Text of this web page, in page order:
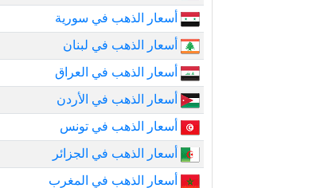
أسعار الذهب في سورية
أسعار الذهب في لبنان
أسعار الذهب في العراق
أسعار الذهب في الأردن
أسعار الذهب في تونس
أسعار الذهب في الجزائر
أسعار الذهب في المغرب